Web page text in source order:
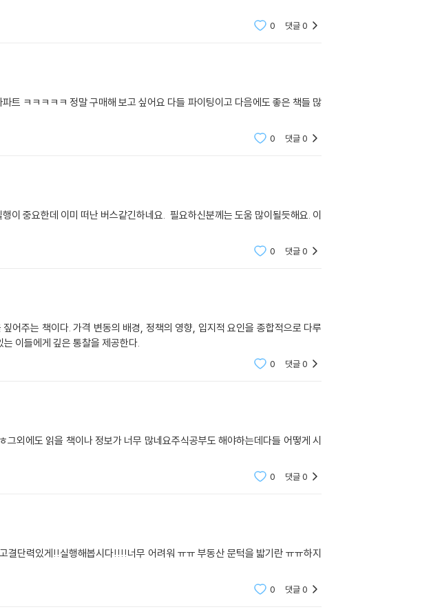
0 댓글0
트 ㅋㅋㅋㅋㅋ 정말 구매해 보고 싶어요 다들 파이팅이고 다음에도 좋은 책들 많
0 댓글0
이 중요한데 이미 떠난 버스같긴하네요. 필요하신분께는 도움 많이될듯해요. 이
0 댓글0
어주는 책이다. 가격 변동의 배경, 정책의 영향, 입지적 요인을 종합적으로 다루
이들에게 깊은 통찰을 제공한다.
0 댓글0
외에도 읽을 책이나 정보가 너무 많네요주식공부도 해야하는데다들 어떻게 시
0 댓글0
결단력있게!!실행해봅시다!!!!너무 어려워 ㅠㅠ 부동산 문턱을 밟기란 ㅠㅠ하지
0 댓글0